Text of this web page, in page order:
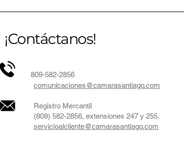
¡Contáctanos!
809-582-2856
comunicaciones@camarasantiago.com
Registro Mercantil
(809) 582-2856, extensiones 247 y 255.
servicioalcliente@camarasantiago.com